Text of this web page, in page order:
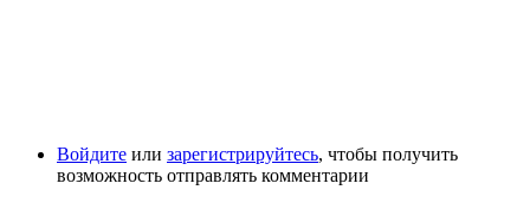
Войдите или зарегистрируйтесь, чтобы получить
возможность отправлять комментарии